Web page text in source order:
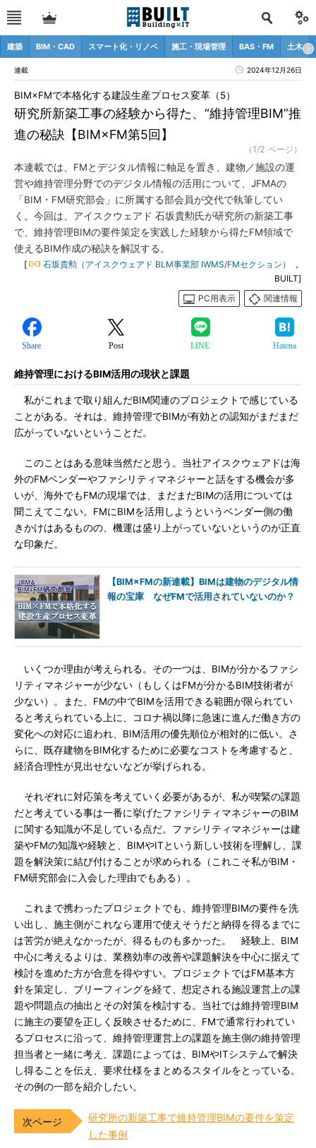
建築 BIM・CAD スマート化・リノベ 施工・現場管理 BAS・FM 土木
連載 2024年12月26日
研究所新築工事の経験から得た、“維持管理BIM”推
進の秘訣【BIM×FM第5回】
BIM×FMで本格化する建設生産プロセス変革（5）
（1/2 ページ）
本連載では、FMとデジタル情報に軸足を置き、建物／施設の運
営や維持管理分野でのデジタル情報の活用について、JFMAの
「BIM・FM研究部会」に所属する部会員が交代で執筆してい
く。今回は、アイスクウェアド 石坂貴勲氏が研究所の新築工事
で、維持管理BIMの要件策定を実践した経験から得たFM領域で
使えるBIM作成の秘訣を解説する。
[ 石坂貴勲（アイスクウェアド BLM事業部 IWMS/FMセクション）
，
BUILT]
PC用表示
関連情報
Share Post LINE Hatena
維持管理におけるBIM活用の現状と課題
私がこれまで取り組んだBIM関連のプロジェクトで感じている
ことがある。それは、維持管理でBIMが有効との認知がまだまだ
広がっていないということだ。
このことはある意味当然だと思う。当社アイスクウェアドは海
外のFMベンダーやファシリティマネジャーと話をする機会が多
いが、海外でもFMの現場では、まだまだBIMの活用については
聞こえてこない。FMにBIMを活用しようというベンダー側の働
きかけはあるものの、機運は盛り上がっていないというのが正直
な印象だ。
【BIM×FMの新連載】BIMは建物のデジタル情
報の宝庫 なぜFMで活用されていないのか？
いくつか理由が考えられる。その一つは、BIMが分かるファシ
リティマネジャーが少ない（もしくはFMが分かるBIM技術者が
少ない）。また、FMの中でBIMを活用できる範囲が限られてい
ると考えられている上に、コロナ禍以降に急速に進んだ働き方の
変化への対応に追われ、BIM活用の優先順位が相対的に低い。さ
らに、既存建物をBIM化するために必要なコストを考慮すると、
経済合理性が見出せないなどが挙げられる。
それぞれに対応策を考えていく必要があるが、私が喫緊の課題
だと考えている事は一番に挙げたファシリティマネジャーのBIM
に関する知識が不足している点だ。ファシリティマネジャーは建
築やFMの知識や経験と、BIMやITという新しい技術を理解し、課
題を解決策に結び付けることが求められる（これこそ私がBIM・
FM研究部会に入会した理由でもある）。
これまで携わったプロジェクトでも、維持管理BIMの要件を洗
い出し、施主側がこれなら運用で使えそうだと納得を得るまでに
は苦労が絶えなかったが、得るものも多かった。 経験上、BIM
中心に考えるよりは、業務効率の改善や課題解決を中心に据えて
検討を進めた方が合意を得やすい。プロジェクトではFM基本方
針を策定し、ブリーフィングを経て、想定される施設運営上の課
題や問題点の抽出とその対策を検討する。当社では維持管理BIM
に施主の要望を正しく反映させるために、FMで通常行われてい
るプロセスに沿って、維持管理運営上の課題を施主側の維持管理
担当者と一緒に考え、課題によっては、BIMやITシステムで解決
し得ることを伝え、要求仕様をまとめるスタイルをとっている。
その例の一部を紹介したい。
研究所の新築工事で維持管理BIMの要件を策定
した事例